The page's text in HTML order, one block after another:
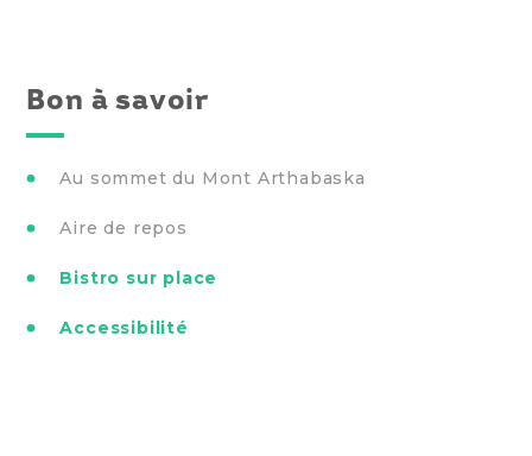
Bon à savoir
Au sommet du Mont Arthabaska
Aire de repos
Bistro sur place
Accessibilité